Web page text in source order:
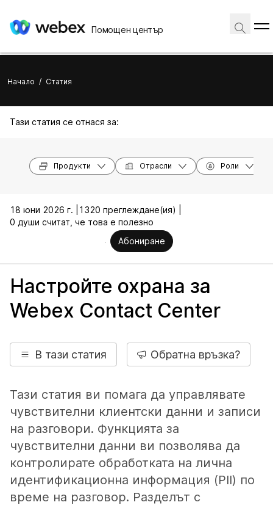
Помощен център
Начало / Статия
Тази статия се отнася за:
Продукти Отрасли Роли
18 юни 2026 г. |
1320 преглеждане(ия) |
0 души считат, че това е полезно
Абониране
Настройте охрана за
Webex Contact Center
В тази статия Обратна връзка?
Тази статия ви помага да управлявате
чувствителни клиентски данни и записи
на разговори. Функцията за
чувствителни данни ви позволява да
контролирате обработката на лична
идентификационна информация (PII) по
време на разговор. Разделът с